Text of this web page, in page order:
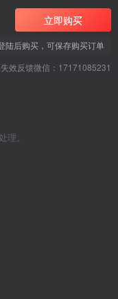
立即购买
陆后购买，可保存购买订单
效反馈微信：17171085231
理。